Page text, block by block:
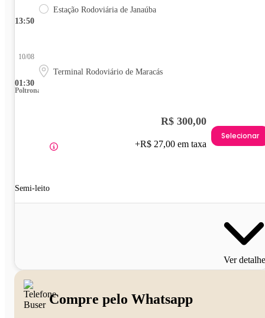
13:50
Estação Rodoviária de Janaúba
01:30
10/08
Terminal Rodoviário de Maracás
Poltrona
Semi-leito
R$ 300,00
+R$ 27,00 em taxa
Selecionar
Ver
Compre pelo Whatsapp